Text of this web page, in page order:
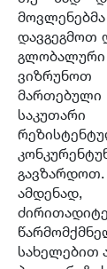
დავგეგმოთ
გლობალური
გავზარდოთ.
სახელებით